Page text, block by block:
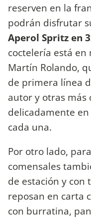
reserven en la
podrán disfrutar
Aperol Spritz en
coctelería está en
Martín Rolando,
de primera línea
autor y otras más
delicadamente
cada una.
Por otro lado,
comensales
de estación y con
reposan en carta
con burratina,